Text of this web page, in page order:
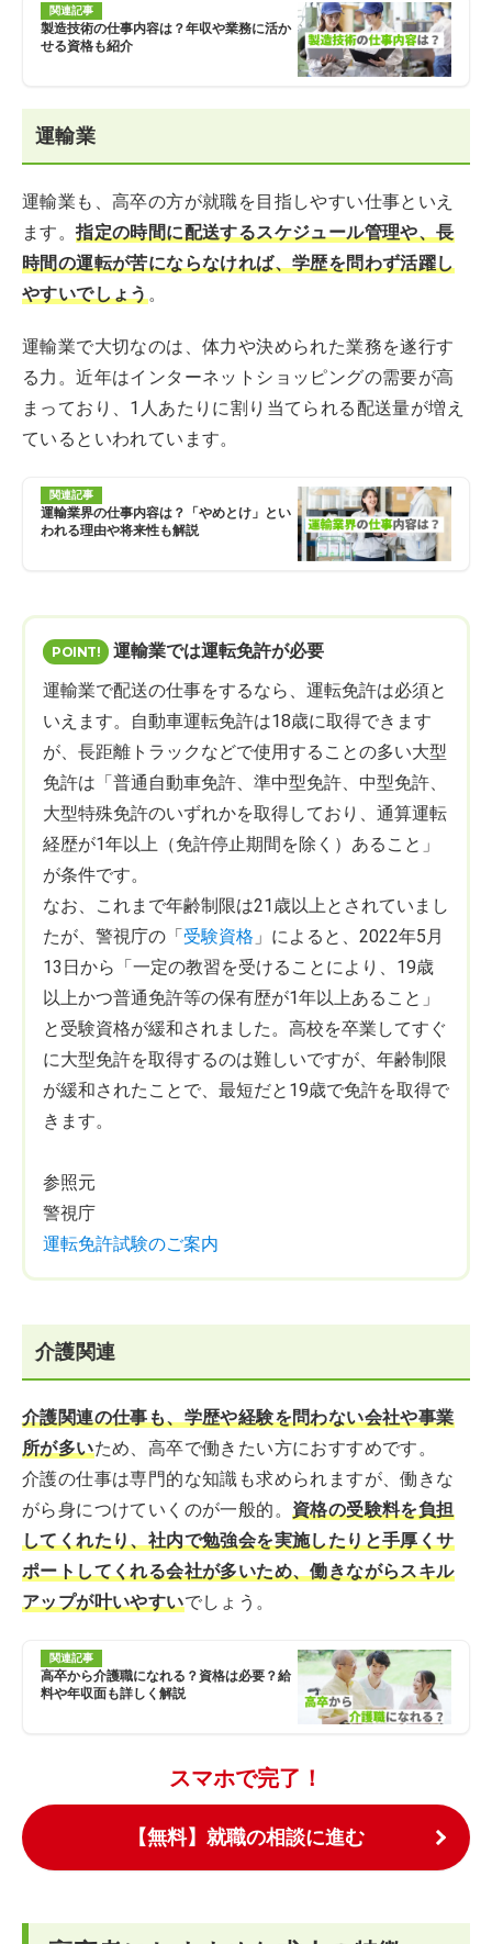
関連記事
製造技術の仕事内容は？年収や業務に活か
せる資格も紹介
運輸業
運輸業も、高卒の方が就職を目指しやすい仕事といえ
ます。指定の時間に配送するスケジュール管理や、長
時間の運転が苦にならなければ、学歴を問わず活躍し
やすいでしょう。
運輸業で大切なのは、体力や決められた業務を遂行す
る力。近年はインターネットショッピングの需要が高
まっており、1人あたりに割り当てられる配送量が増え
ているといわれています。
関連記事
運輸業界の仕事内容は？「やめとけ」とい
われる理由や将来性も解説
運輸業では運転免許が必要
運輸業で配送の仕事をするなら、運転免許は必須と
いえます。自動車運転免許は18歳に取得できます
が、長距離トラックなどで使用することの多い大型
免許は「普通自動車免許、準中型免許、中型免許、
大型特殊免許のいずれかを取得しており、通算運転
経歴が1年以上（免許停止期間を除く）あること」
が条件です。
なお、これまで年齢制限は21歳以上とされていまし
たが、警視庁の「 受験資格 」によると、2022年5月
13日から「一定の教習を受けることにより、19歳
以上かつ普通免許等の保有歴が1年以上あること」
と受験資格が緩和されました。高校を卒業してすぐ
に大型免許を取得するのは難しいですが、年齢制限
が緩和されたことで、最短だと19歳で免許を取得で
きます。
参照元
警視庁
運転免許試験のご案内
介護関連
介護関連の仕事も、学歴や経験を問わない会社や事業
所が多いため、高卒で働きたい方におすすめです。
介護の仕事は専門的な知識も求められますが、働きな
がら身につけていくのが一般的。 資格の受験料を負担
してくれたり、社内で勉強会を実施したりと手厚くサ
ポートしてくれる会社が多いため、働きながらスキル
アップが叶いやすいでしょう。
関連記事
高卒から介護職になれる？資格は必要？給
料や年収面も詳しく解説
スマホで完了！
【無料】就職の相談に進む